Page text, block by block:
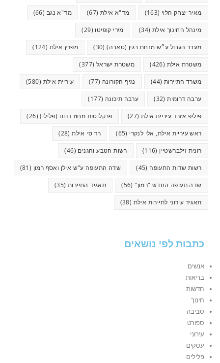
מאיר יצחק הלוי (163) מד"א אילת (67) מד"א נגב (66)
מינהל החינוך אילת (34) מירי קופיטו (29)
מעבר הגבול ע״ש מנחם בגין (טאבה)(30) מפרץ אילת (124)
משטרת אילת (426) משטרת ישראל (377)
משרד התיירות (44) נגיף הקורונה (77) עיריית אילת (580)
ערבה דרומית(32) ערבה תיכונה (177)
פיליפ אזרד עיריית אילת (27) פרקליטות מחוז דרום (פלילי)(26)
ראש עיריית אילת, אלי לנקרי (65) רד סי אילת(28)
רונית זילברשטיין (116) רשות הטבע והגנים (46)
רשות שדות התעופה (45) שדה התעופה ע"ש אילן ואסף רמון (81)
שדה תעופה החדש "רמון"(56) תאגיד התיירות (35)
תאגיד עירוני לתיירות אילת (38)
כתבות לפי נושאים
אנשים
בריאות
חדשות
חינוך
סביבה
ספורט
עירוני
עסקים
פלילים